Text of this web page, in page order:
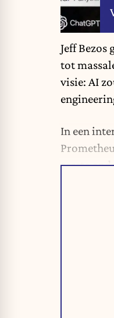
Jeff
tot
visie: AI
In een
eerste